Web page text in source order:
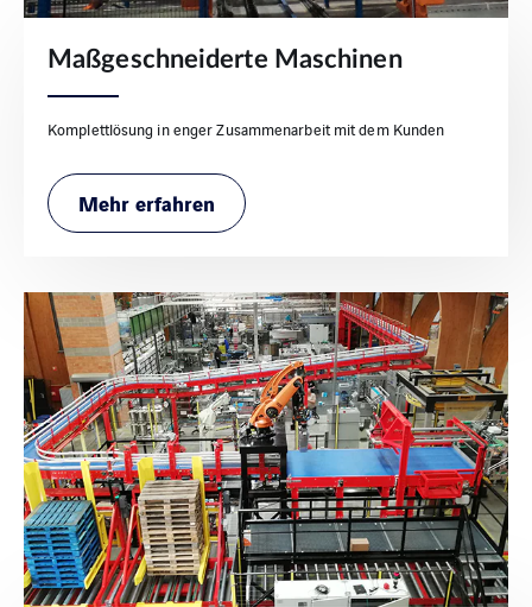
Maßgeschneiderte Maschinen
Komplettlösung in enger Zusammenarbeit mit dem Kunden
Mehr erfahren